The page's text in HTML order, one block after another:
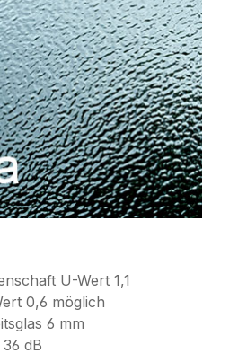
U-Wert 1,1
0,6 möglich
6 mm
dB